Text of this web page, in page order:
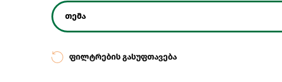
თემა
ფილტრების გასუფთავება